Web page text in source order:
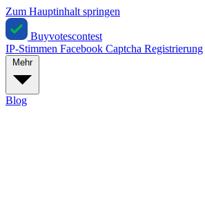
Zum Hauptinhalt springen
Buyvotescontest
IP-Stimmen Facebook Captcha Registrierung
Mehr
Blog